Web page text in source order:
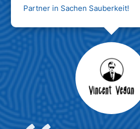
Partner in Sachen Sauberkeit!
Max Mustermann